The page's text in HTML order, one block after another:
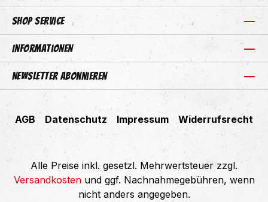
Shop Service
Informationen
Newsletter abonnieren
AGB Datenschutz Impressum Widerrufsrecht
Alle Preise inkl. gesetzl. Mehrwertsteuer zzgl.
Versandkostenund ggf. Nachnahmegebühren, wenn
nicht anders angegeben.